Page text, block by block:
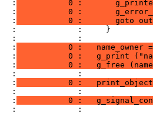
:
0 :
:
0 :
:
0 :       goto
:             :     }
:             :
:
0 :   name_owner
:
0 :   g_print
:
0 :   g_free
:             :
:
0 :
:             :
:
0 :
:             :